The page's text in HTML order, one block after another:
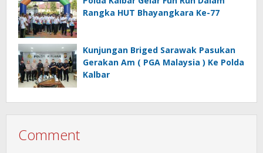
Rangka HUT Bhayangkara Ke-77
Kunjungan Briged Sarawak Pasukan
Gerakan Am ( PGA Malaysia ) Ke Polda
Kalbar
Comment